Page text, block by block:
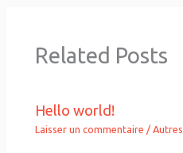
Related Posts
Hello world!
Laisser un commentaire /Autres